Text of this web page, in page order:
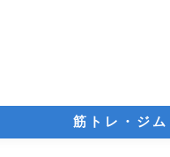
筋トレ・ジム